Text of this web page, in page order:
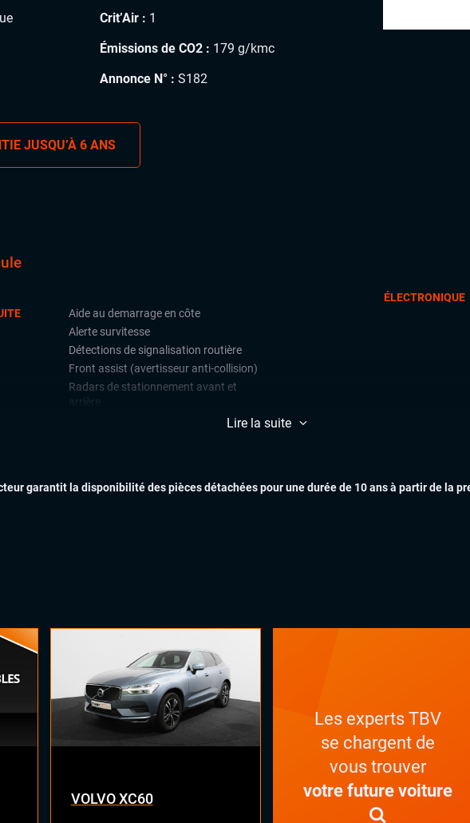
Crit’Air : 1
Émissions de CO2 : 179 g/kmc
Annonce N° : S182
JUSQU’À 6 ANS
Aide au demarrage en côte
Alerte survitesse
Détections de signalisation routière
Front assist (avertisseur anti-collision)
Radars de stationnement avant et
arrière
Feux automatiques
ÉLECTRONIQUE
Lire la suite
garantit la disponibilité des pièces détachées pour une durée de 10 ans à partir de la
VOLVO XC60
Les experts TBV
se chargent de
vous trouver
votre future voiture